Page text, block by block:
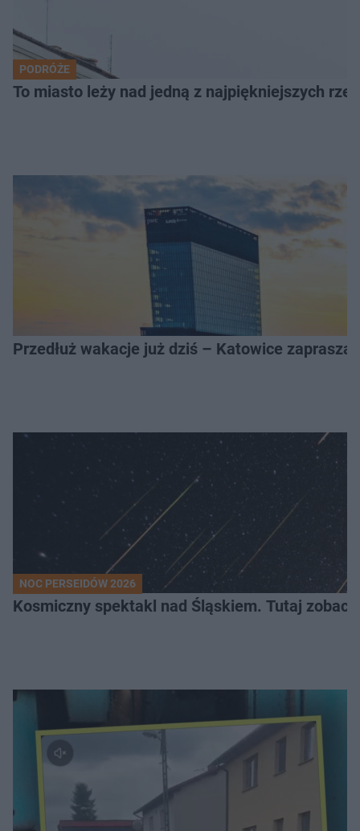
PODRÓŻE
To miasto leży nad jedną z najpiękniejszych
Przedłuż wakacje już dziś – Katowice
NOC PERSEIDÓW 2026
Kosmiczny spektakl nad Śląskiem. Tutaj